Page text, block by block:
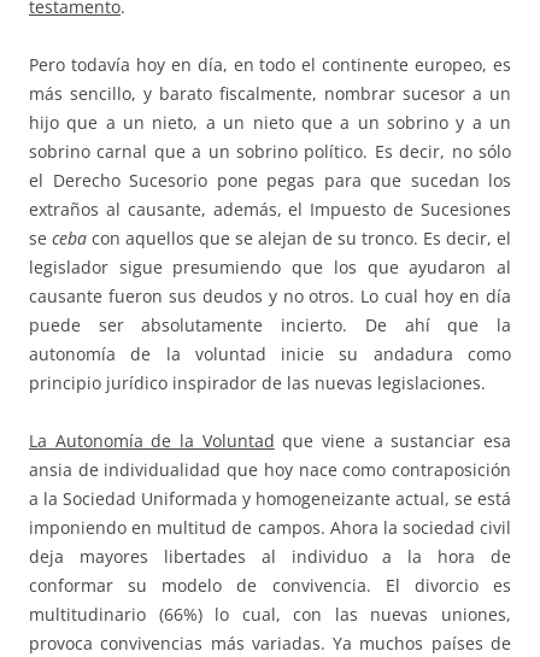
testamento.
Pero todavía hoy en día, en todo el continente europeo, es
más sencillo, y barato fiscalmente, nombrar sucesor a un
hijo que a un nieto, a un nieto que a un sobrino y a un
sobrino carnal que a un sobrino político. Es decir, no sólo
el Derecho Sucesorio pone pegas para que sucedan los
extraños al causante, además, el Impuesto de Sucesiones
se ceba con aquellos que se alejan de su tronco. Es decir, el
legislador sigue presumiendo que los que ayudaron al
causante fueron sus deudos y no otros. Lo cual hoy en día
puede ser absolutamente incierto. De ahí que la
autonomía de la voluntad inicie su andadura como
principio jurídico inspirador de las nuevas legislaciones.
La Autonomía de la Voluntad que viene a sustanciar esa
ansia de individualidad que hoy nace como contraposición
a la Sociedad Uniformada y homogeneizante actual, se está
imponiendo en multitud de campos. Ahora la sociedad civil
deja mayores libertades al individuo a la hora de
conformar su modelo de convivencia. El divorcio es
multitudinario (66%) lo cual, con las nuevas uniones,
provoca convivencias más variadas. Ya muchos países de